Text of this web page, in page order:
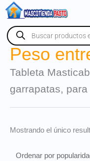
contenido
Búsqueda
de
productos
Peso
Tableta
garrapatas,
Mostrando el único